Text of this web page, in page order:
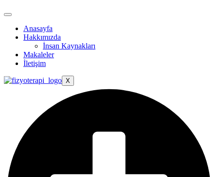
Anasayfa
Hakkımızda
İnsan Kaynakları
Makaleler
İletişim
X